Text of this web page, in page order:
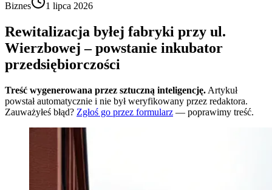
Biznes
1 lipca 2026
Rewitalizacja byłej fabryki przy ul.
Wierzbowej – powstanie inkubator
przedsiębiorczości
Treść wygenerowana przez sztuczną inteligencję. Artykuł
powstał automatycznie i nie był weryfikowany przez redaktora.
Zauważyłeś błąd? Zgłoś go przez formularz — poprawimy treść.